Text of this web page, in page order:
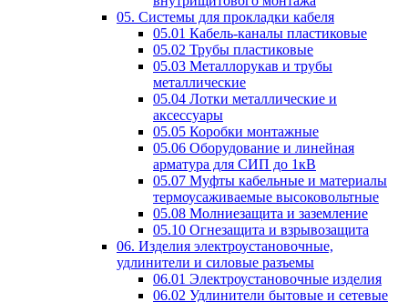
05. Системы для прокладки кабеля
05.01 Кабель-каналы пластиковые
05.02 Трубы пластиковые
05.03 Металлорукав и трубы
металлические
05.04 Лотки металлические и
аксессуары
05.05 Коробки монтажные
05.06 Оборудование и линейная
арматура для СИП до 1кВ
05.07 Муфты кабельные и материалы
термоусаживаемые высоковольтные
05.08 Молниезащита и заземление
05.10 Огнезащита и взрывозащита
06. Изделия электроустановочные,
удлинители и силовые разъемы
06.01 Электроустановочные изделия
06.02 Удлинители бытовые и сетевые